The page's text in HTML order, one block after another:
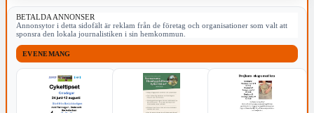
BETALDA ANNONSER
Annonsytor i detta sidofält är reklam från de företag och organisationer som valt att
sponsra den lokala journalistiken i sin hemkommun.
EVENEMANG